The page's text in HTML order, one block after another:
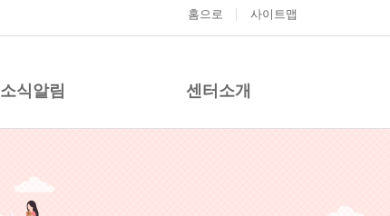
홈으로 사이트맵
소식알림 센터소개